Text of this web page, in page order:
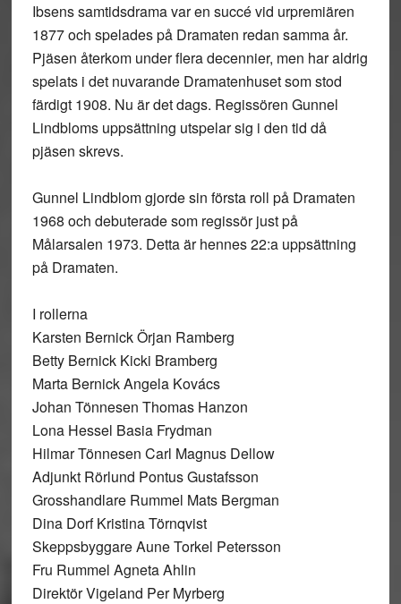
Ibsens samtidsdrama var en succé vid urpremiären
1877 och spelades på Dramaten redan samma år.
Pjäsen återkom under flera decennier, men har aldrig
spelats i det nuvarande Dramatenhuset som stod
färdigt 1908. Nu är det dags. Regissören Gunnel
Lindbloms uppsättning utspelar sig i den tid då
pjäsen skrevs.
Gunnel Lindblom gjorde sin första roll på Dramaten
1968 och debuterade som regissör just på
Målarsalen 1973. Detta är hennes 22:a uppsättning
på Dramaten.
I rollerna
Karsten Bernick Örjan Ramberg
Betty Bernick Kicki Bramberg
Marta Bernick Angela Kovács
Johan Tönnesen Thomas Hanzon
Lona Hessel Basia Frydman
Hilmar Tönnesen Carl Magnus Dellow
Adjunkt Rörlund Pontus Gustafsson
Grosshandlare Rummel Mats Bergman
Dina Dorf Kristina Törnqvist
Skeppsbyggare Aune Torkel Petersson
Fru Rummel Agneta Ahlin
Direktör Vigeland Per Myrberg